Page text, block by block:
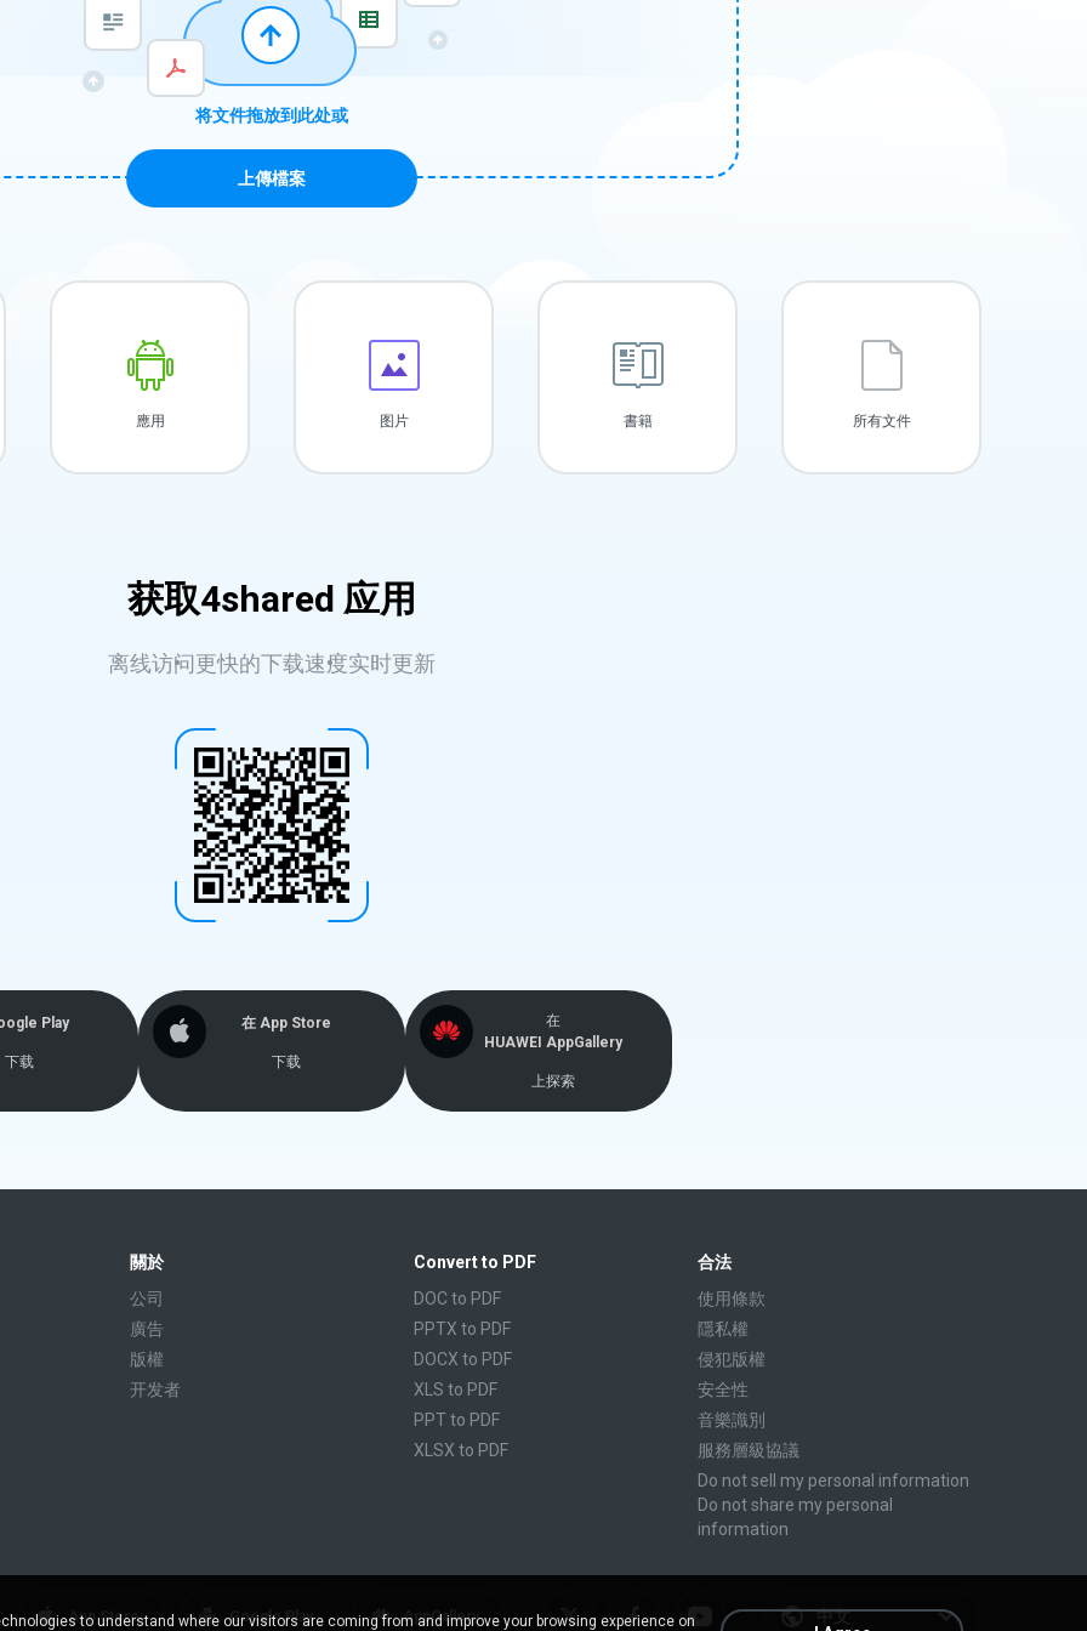
将文件拖放到此处或
上傳檔案
應用 图片 書籍 所有文件
获取4shared 应用
离线访问更快的下载速度实时更新
Play
下载
在 App Store
下载
在
HUAWEI AppGallery
上探索
關於
公司
廣告
版權
开发者
Convert to PDF
DOC to PDF
PPTX to PDF
DOCX to PDF
XLS to PDF
PPT to PDF
XLSX to PDF
RTF to PDF
合法
使用條款
隱私權
侵犯版權
安全性
音樂識別
服務層級協議
Do not sell my personal information
Do not share my personal
information
中文
AppGallery
Google Play
App Store
to understand where our visitors are coming from and improve your browsing experience on